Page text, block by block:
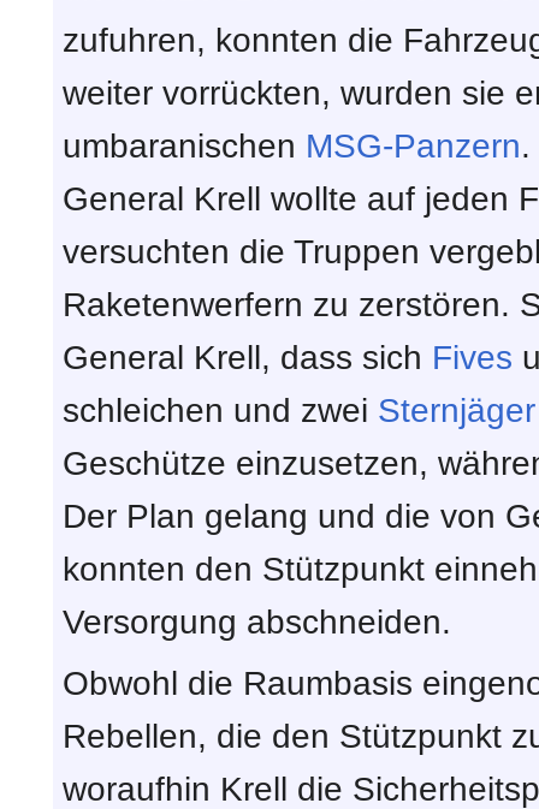
zufuhren, konnten die
weiter vorrückten, wurden sie
umbaranischen MSG-Panzern
General Krell wollte auf jeden
versuchten die Truppen
Raketenwerfern zu zerstören.
General Krell, dass sich Fives
schleichen und zwei Sternjäger
Geschütze einzusetzen,
Der Plan gelang und die von
konnten den Stützpunkt
Versorgung abschneiden.
Obwohl die Raumbasis
Rebellen, die den Stützpunkt
woraufhin Krell die